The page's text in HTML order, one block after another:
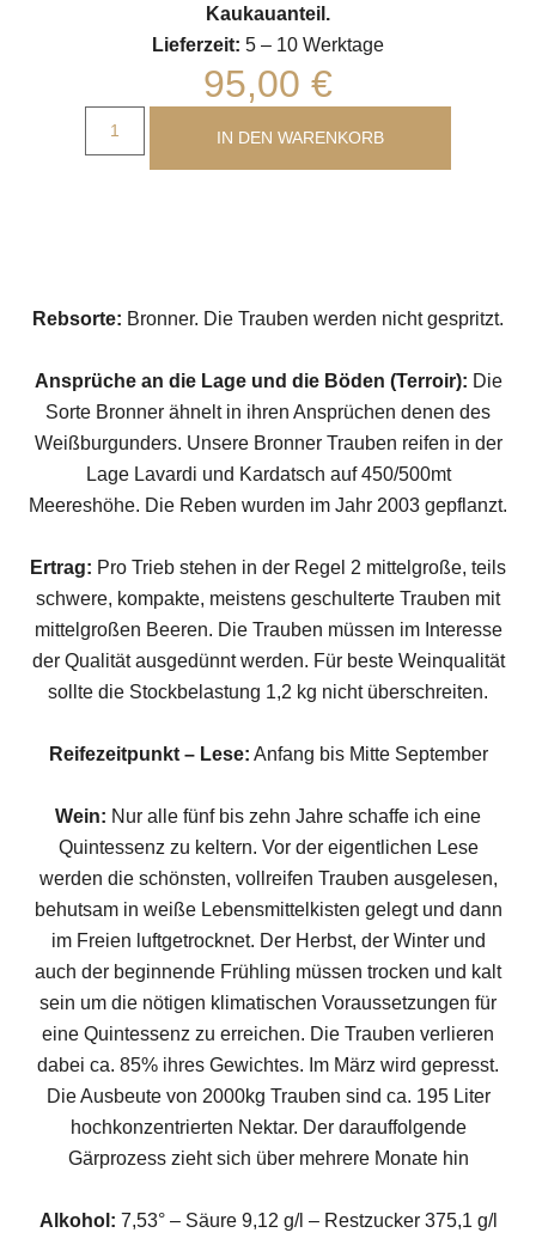
Kaukauanteil.
Lieferzeit: 5 – 10 Werktage
95,00 €
IN DEN WARENKORB
Rebsorte: Bronner. Die Trauben werden nicht gespritzt.
Ansprüche an die Lage und die Böden (Terroir): Die
Sorte Bronner ähnelt in ihren Ansprüchen denen des
Weißburgunders. Unsere Bronner Trauben reifen in der
Lage Lavardi und Kardatsch auf 450/500mt
Meereshöhe. Die Reben wurden im Jahr 2003 gepflanzt.
Ertrag: Pro Trieb stehen in der Regel 2 mittelgroße, teils
schwere, kompakte, meistens geschulterte Trauben mit
mittelgroßen Beeren. Die Trauben müssen im Interesse
der Qualität ausgedünnt werden. Für beste Weinqualität
sollte die Stockbelastung 1,2 kg nicht überschreiten.
Reifezeitpunkt – Lese: Anfang bis Mitte September
Wein: Nur alle fünf bis zehn Jahre schaffe ich eine
Quintessenz zu keltern. Vor der eigentlichen Lese
werden die schönsten, vollreifen Trauben ausgelesen,
behutsam in weiße Lebensmittelkisten gelegt und dann
im Freien luftgetrocknet. Der Herbst, der Winter und
auch der beginnende Frühling müssen trocken und kalt
sein um die nötigen klimatischen Voraussetzungen für
eine Quintessenz zu erreichen. Die Trauben verlieren
dabei ca. 85% ihres Gewichtes. Im März wird gepresst.
Die Ausbeute von 2000kg Trauben sind ca. 195 Liter
hochkonzentrierten Nektar. Der darauffolgende
Gärprozess zieht sich über mehrere Monate hin
Alkohol: 7,53° – Säure 9,12 g/l – Restzucker 375,1 g/l